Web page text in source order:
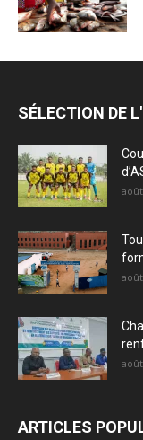
SÉLECTION DE
ARTICLES